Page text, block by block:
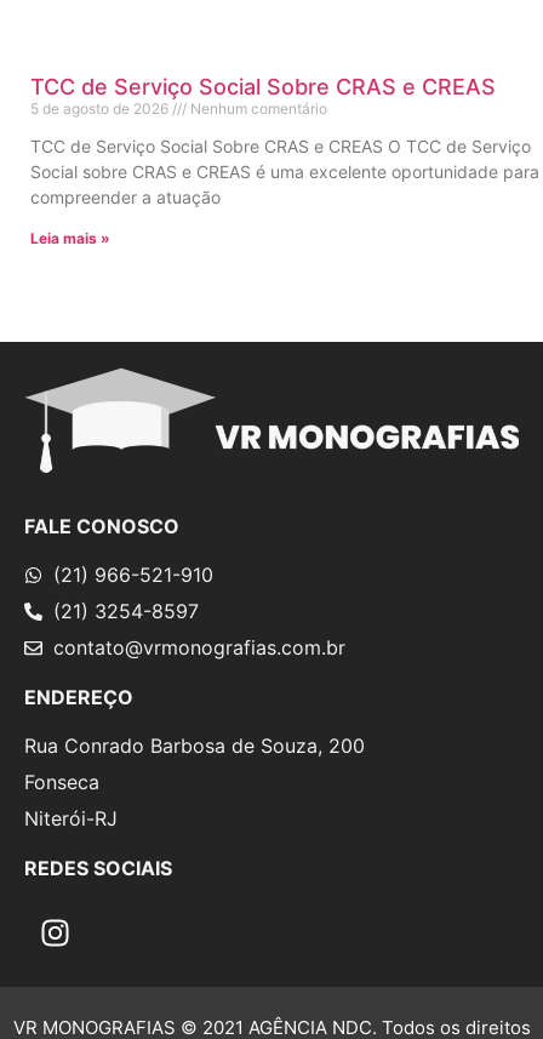
TCC de Serviço Social Sobre CRAS e CREAS
5 de agosto de 2026 Nenhum comentário
TCC de Serviço Social Sobre CRAS e CREAS O TCC de Serviço
Social sobre CRAS e CREAS é uma excelente oportunidade para
compreender a atuação
Leia mais »
FALE CONOSCO
(21) 966-521-910
(21) 3254-8597
contato@vrmonografias.com.br
ENDEREÇO
Rua Conrado Barbosa de Souza, 200
Fonseca
Niterói-RJ
REDES SOCIAIS
VR MONOGRAFIAS © 2021 AGÊNCIA NDC. Todos os direitos